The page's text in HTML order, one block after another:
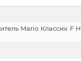
Mario Классик F